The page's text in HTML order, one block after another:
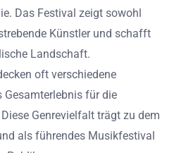
Das Festival zeigt sowohl
Künstler und schafft
Landschaft.
oft verschiedene
Gesamterlebnis für die
Genrevielfalt trägt zu dem
als führendes Musikfestival